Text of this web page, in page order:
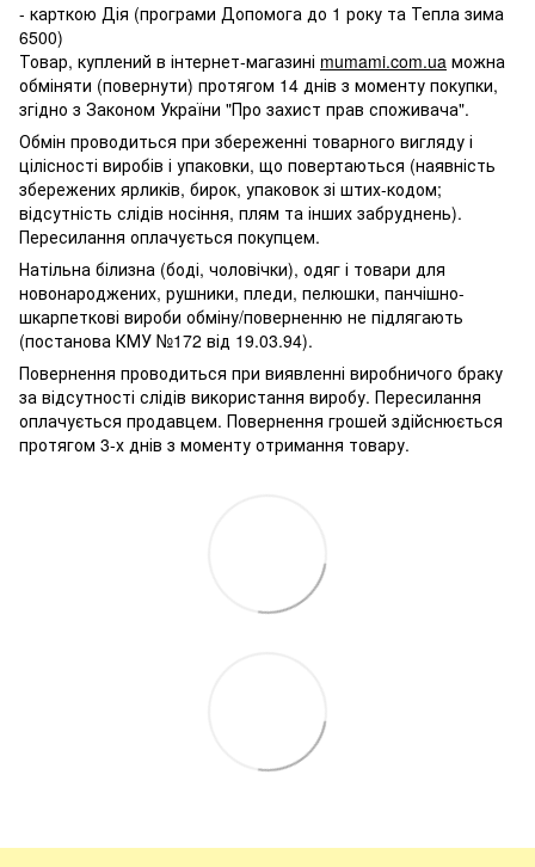
- карткою Дія (програми Допомога до 1 року та Тепла зима
6500)
Товар, куплений в інтернет-магазині mumami.com.ua можна
обміняти (повернути) протягом 14 днів з моменту покупки,
згідно з Законом України "Про захист прав споживача".
Обмін проводиться при збереженні товарного вигляду і
цілісності виробів і упаковки, що повертаються (наявність
збережених ярликів, бирок, упаковок зі штих-кодом;
відсутність слідів носіння, плям та інших забруднень).
Пересилання оплачується покупцем.
Натільна білизна (боді, чоловічки), одяг і товари для
новонароджених, рушники, пледи, пелюшки, панчішно-
шкарпеткові вироби обміну/поверненню не підлягають
(постанова КМУ №172 від 19.03.94).
Повернення проводиться при виявленні виробничого браку
за відсутності слідів використання виробу. Пересилання
оплачується продавцем. Повернення грошей здійснюється
протягом 3-х днів з моменту отримання товару.